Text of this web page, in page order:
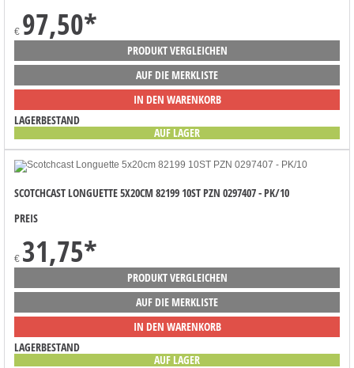
€ 97,50*
PRODUKT VERGLEICHEN
AUF DIE MERKLISTE
IN DEN WARENKORB
LAGERBESTAND
AUF LAGER
SCOTCHCAST LONGUETTE 5X20CM 82199 10ST PZN 0297407 - PK/10
PREIS
€ 31,75*
PRODUKT VERGLEICHEN
AUF DIE MERKLISTE
IN DEN WARENKORB
LAGERBESTAND
AUF LAGER